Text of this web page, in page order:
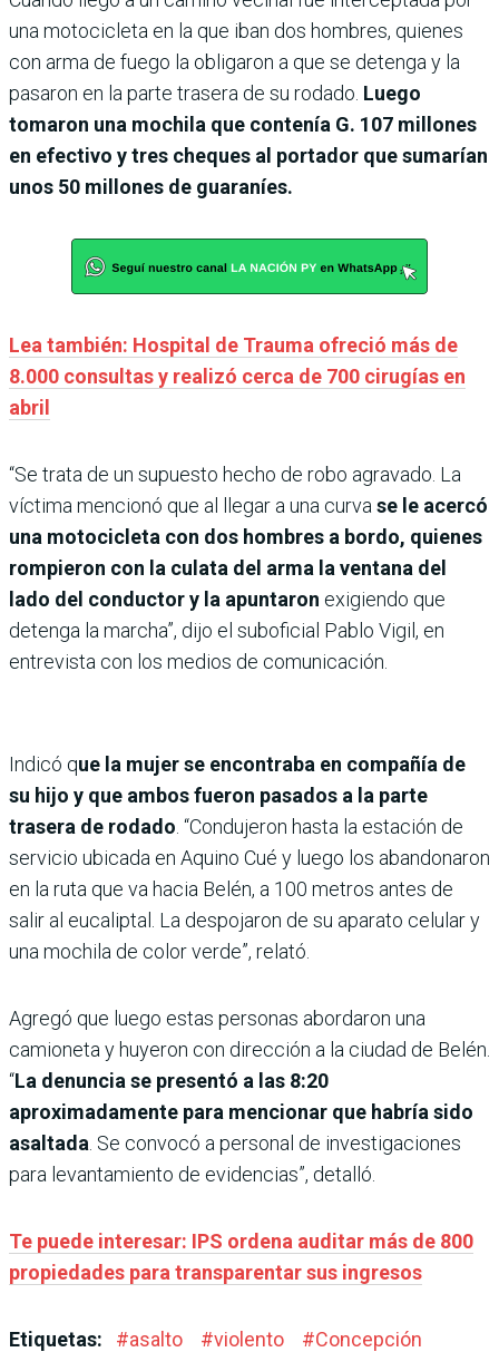
una motocicleta en la que iban dos hombres, quienes
con arma de fuego la obligaron a que se detenga y la
pasaron en la parte trasera de su rodado. Luego
tomaron una mochila que contenía G. 107 millones
en efectivo y tres cheques al portador que sumarían
unos 50 millones de guaraníes.
Lea también: Hospital de Trauma ofreció más de
8.000 consultas y realizó cerca de 700 cirugías en
abril
“Se trata de un supuesto hecho de robo agravado. La
víctima mencionó que al llegar a una curva se le acercó
una motocicleta con dos hombres a bordo, quienes
rompieron con la culata del arma la ventana del
lado del conductor y la apuntaron exigiendo que
detenga la marcha”, dijo el suboficial Pablo Vigil, en
entrevista con los medios de comunicación.
Indicó que la mujer se encontraba en compañía de
su hijo y que ambos fueron pasados a la parte
trasera de rodado . “Condujeron hasta la estación de
servicio ubicada en Aquino Cué y luego los abandonaron
en la ruta que va hacia Belén, a 100 metros antes de
salir al eucaliptal. La despojaron de su aparato celular y
una mochila de color verde”, relató.
Agregó que luego estas personas abordaron una
camioneta y huyeron con dirección a la ciudad de Belén.
“La denuncia se presentó a las 8:20
aproximadamente para mencionar que habría sido
asaltada . Se convocó a personal de investigaciones
para levantamiento de evidencias”, detalló.
Te puede interesar: IPS ordena auditar más de 800
propiedades para transparentar sus ingresos
Etiquetas: #asalto #violento #Concepción